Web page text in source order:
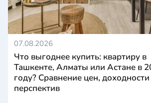
07.08.2026
Что выгоднее купить: квартиру в
Ташкенте, Алматы или Астане в
году? Сравнение цен, доходности
перспектив